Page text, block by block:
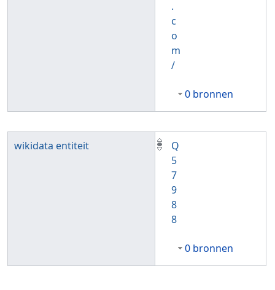
.
c
o
m
/
0 bronnen
wikidata entiteit
Q
5
7
9
8
8
0 bronnen